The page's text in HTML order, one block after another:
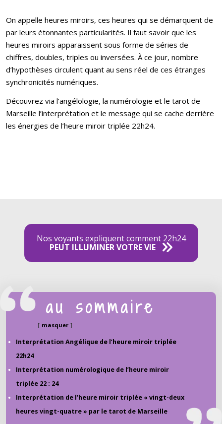
On appelle heures miroirs, ces heures qui se démarquent de
par leurs étonnantes particularités. Il faut savoir que les
heures miroirs apparaissent sous forme de séries de
chiffres, doubles, triples ou inversées. À ce jour, nombre
d’hypothèses circulent quant au sens réel de ces étranges
synchronicités numériques.
Découvrez via l’angélologie, la numérologie et le tarot de
Marseille l’interprétation et le message qui se cache derrière
les énergies de l’heure miroir triplée 22h24.
Nos voyants expliquent comment 22h24
PEUT ILLUMINER VOTRE VIE
au sommaire
masquer
Interprétation Angélique de l’heure miroir triplée
22h24
Interprétation numérologique de l’heure miroir
triplée 22 : 24
Interprétation de l’heure miroir triplée « vingt-deux
heures vingt-quatre » par le tarot de Marseille